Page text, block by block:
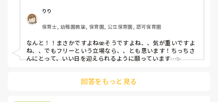
りり
保育士, 幼稚園教諭, 保育園, 公立保育園, 認可保育園
なんと！！まさかですよね🫨そうですよね、、気が重いですよ
ね、、でもフリーという立場なら、、とも思います！ちっちさ
んにとって、いい日を迎えられるように願っています…✨
回答をもっと見る